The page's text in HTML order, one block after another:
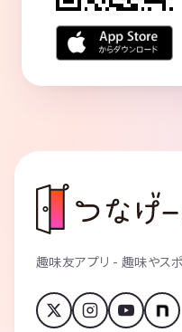
趣味友アプリ - 趣味やス